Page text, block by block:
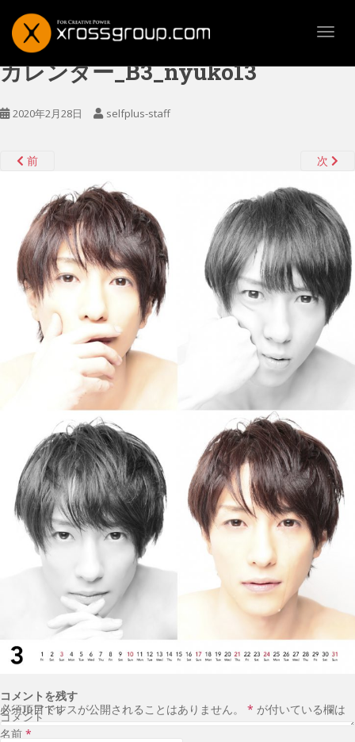
カレンダー_B3_nyuko13
2020年2月28日 selfplus-staff
前 次
コメントを残す
メールアドレスが公開されることはありません。
*
が付いている欄は必須項目です
コメント
名前 *